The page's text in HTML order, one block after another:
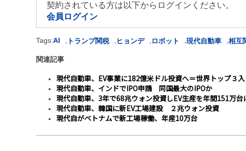
契約されている方は以下からログインください。
会員ログイン
Tags:AI トランプ関税 ヒョンデ ロボット 現代自動車 相互
関連記事
現代自動車、EV事業に182億米ドル投資へ＝世界トップ３
現代自動車、インドでIPO申請 同国最大のIPOか
現代自動車、3年で68兆ウォン投資しEV生産を年間151万台
現代自動車、韓国に新EV工場建設 ２兆ウォン投資
現代自がベトナムで新工場稼働、年産10万台